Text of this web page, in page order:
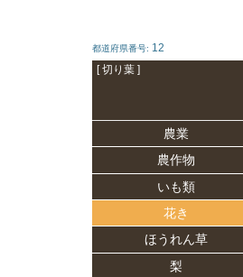
都道府県番号: 12
[ 切り葉 ]
農業
農作物
いも類
花き
ほうれん草
梨